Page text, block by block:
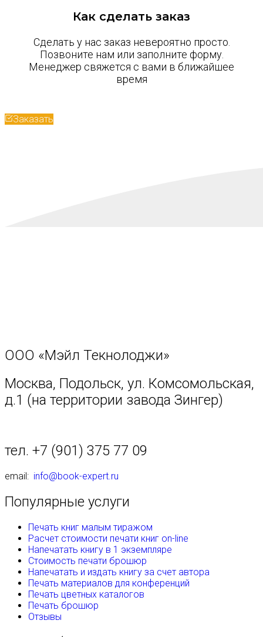
Как сделать заказ
Сделать у нас заказ невероятно просто.
Позвоните нам или заполните форму.
Менеджер свяжется с вами в ближайшее
время
Заказать
ООО «Мэйл Текнолоджи»
Москва, Подольск, ул. Комсомольская,
д.1 (на территории завода Зингер)
тел. +7 (901) 375 77 09
email: info@book-expert.ru
Популярные услуги
Печать книг малым тиражом
Расчет стоимости печати книг on-line
Напечатать книгу в 1 экземпляре
Стоимость печати брошюр
Напечатать и издать книгу за счет автора
Печать материалов для конференций
Печать цветных каталогов
Печать брошюр
Отзывы